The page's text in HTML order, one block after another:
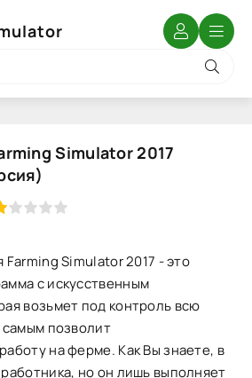
Simulator 2017
Simulator 2017 - это
с искусственным
возьмет под контроль всю
самым позволит
на ферме. Как Вы знаете, в
но он лишь выполняет